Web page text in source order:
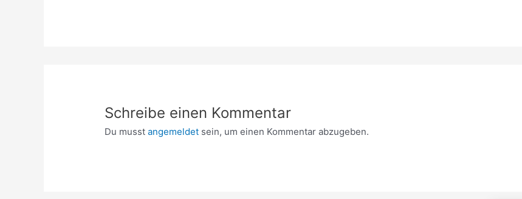
Schreibe einen Kommentar
Du musstangemeldet sein, um einen Kommentar abzugeben.